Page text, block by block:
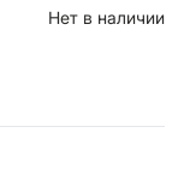
Нет в наличии